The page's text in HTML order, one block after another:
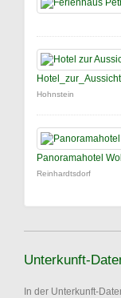
Hotel_zur_Aussicht
Hohnstein
Panoramahotel
Reinhardtsdorf
Unterkunft-
In der Unterkunft-